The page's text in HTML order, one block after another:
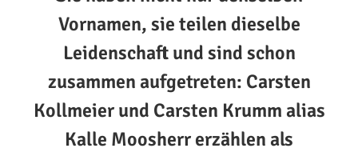
Vornamen, sie teilen dieselbe
Leidenschaft und sind schon
zusammen aufgetreten: Carsten
Kollmeier und Carsten Krumm alias
Kalle Moosherr erzählen als